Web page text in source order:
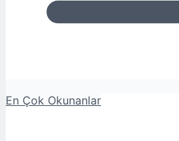
En Çok Okunanlar